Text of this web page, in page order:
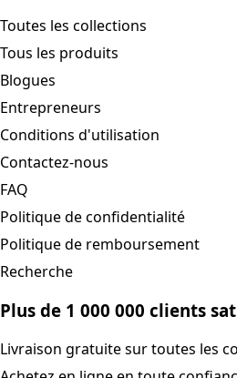
Toutes les collections
Tous les produits
Blogues
Entrepreneurs
Conditions d'utilisation
Contactez-nous
FAQ
Politique de confidentialité
Politique de remboursement
Recherche
Plus de 1 000 000 clients
Livraison gratuite sur toutes les